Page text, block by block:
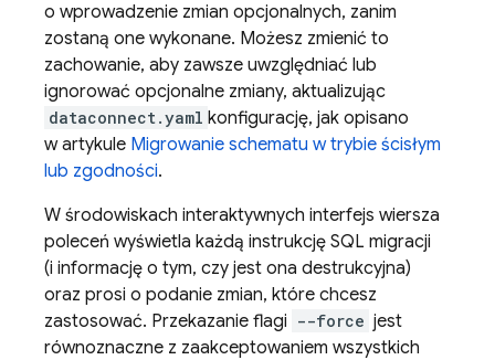
o wprowadzenie zmian opcjonalnych, zanim
zostaną one wykonane. Możesz zmienić to
zachowanie, aby zawsze uwzględniać lub
ignorować opcjonalne zmiany, aktualizując
dataconnect.yaml konfigurację, jak opisano
w artykule Migrowanie schematu w trybie ścisłym
lub zgodności.
W środowiskach interaktywnych interfejs wiersza
poleceń wyświetla każdą instrukcję SQL migracji
(i informację o tym, czy jest ona destrukcyjna)
oraz prosi o podanie zmian, które chcesz
zastosować. Przekazanie flagi --force jest
równoznaczne z zaakceptowaniem wszystkich